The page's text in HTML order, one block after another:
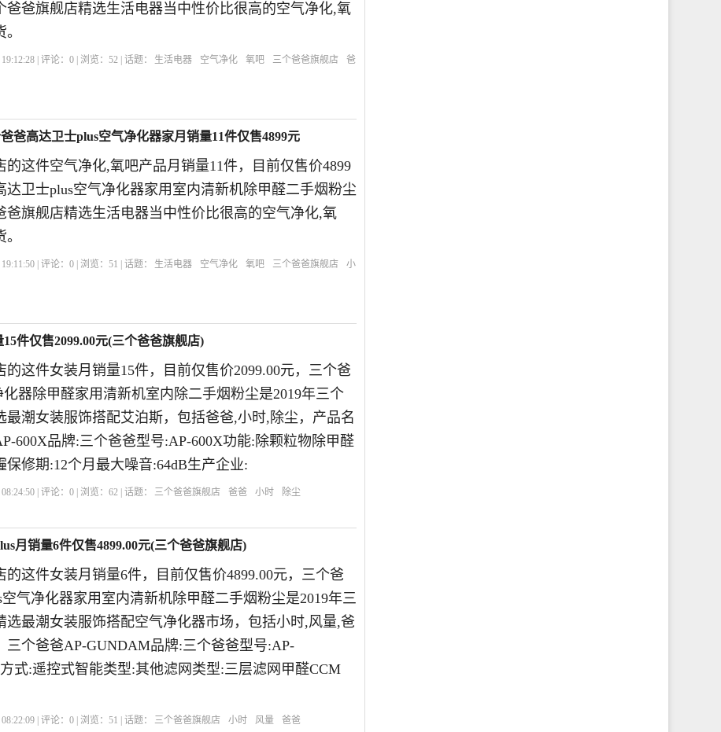
爸爸旗舰店精选生活电器当中性价比很高的空气净化,氧
| 评论：0 | 浏览：52 | 话题： 生活电器 空气净化 氧吧 三个爸爸旗舰店
爸
爸高达卫士plus空气净化器家月销量11件仅售4899元
的这件空气净化,氧吧产品月销量11件，目前仅售价4899
达卫士plus空气净化器家用室内清新机除甲醛二手烟粉尘
爸旗舰店精选生活电器当中性价比很高的空气净化,氧
| 评论：0 | 浏览：51 | 话题： 生活电器 空气净化 氧吧 三个爸爸旗舰店
小
件仅售2099.00元(三个爸爸旗舰店)
的这件女装月销量15件，目前仅售价2099.00元，三个爸
化器除甲醛家用清新机室内除二手烟粉尘是2019年三个
最潮女装服饰搭配艾泊斯，包括爸爸,小时,除尘，产品名
600X品牌:三个爸爸型号:AP-600X功能:除颗粒物除甲醛
保修期:12个月最大噪音:64dB生产企业:
| 评论：0 | 浏览：62 | 话题： 三个爸爸旗舰店 爸爸 小时 除尘
月销量6件仅售4899.00元(三个爸爸旗舰店)
的这件女装月销量6件，目前仅售价4899.00元，三个爸
气净化器家用室内清新机除甲醛二手烟粉尘是2019年三
选最潮女装服饰搭配空气净化器市场，包括小时,风量,爸
三个爸爸AP-GUNDAM品牌:三个爸爸型号:AP-
式:遥控式智能类型:其他滤网类型:三层滤网甲醛CCM
| 评论：0 | 浏览：51 | 话题： 三个爸爸旗舰店 小时 风量 爸爸